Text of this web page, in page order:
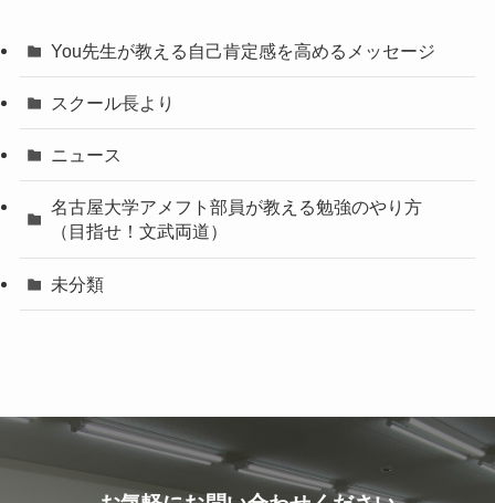
You先生が教える自己肯定感を高めるメッセージ
スクール長より
ニュース
名古屋大学アメフト部員が教える勉強のやり方
（目指せ！文武両道）
未分類